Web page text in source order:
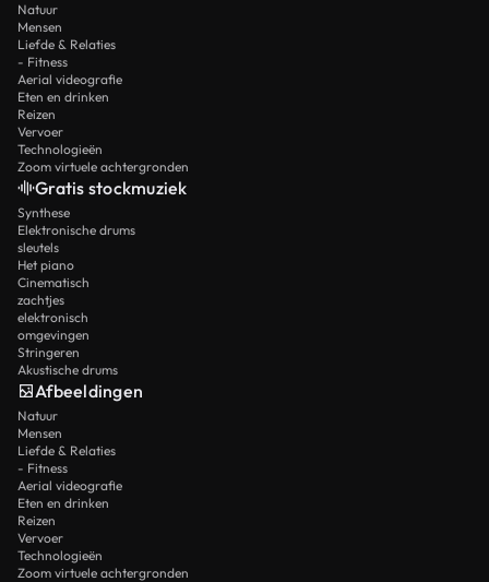
Natuur
Mensen
Liefde & Relaties
- Fitness
Aerial videografie
Eten en drinken
Reizen
Vervoer
Technologieën
Zoom virtuele achtergronden
Gratis stockmuziek
Synthese
Elektronische drums
sleutels
Het piano
Cinematisch
zachtjes
elektronisch
omgevingen
Stringeren
Akustische drums
Afbeeldingen
Natuur
Mensen
Liefde & Relaties
- Fitness
Aerial videografie
Eten en drinken
Reizen
Vervoer
Technologieën
Zoom virtuele achtergronden